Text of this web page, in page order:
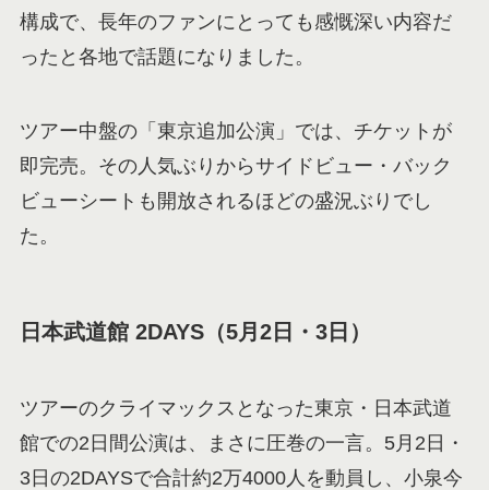
構成で、長年のファンにとっても感慨深い内容だ
ったと各地で話題になりました。
ツアー中盤の「東京追加公演」では、チケットが
即完売。その人気ぶりからサイドビュー・バック
ビューシートも開放されるほどの盛況ぶりでし
た。
日本武道館 2DAYS（5月2日・3日）
ツアーのクライマックスとなった東京・日本武道
館での2日間公演は、まさに圧巻の一言。5月2日・
3日の2DAYSで合計約2万4000人を動員し、小泉今